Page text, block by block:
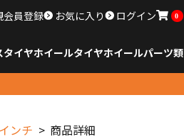
会員登録 お気に入り ログイン 0
タイヤホイールタイヤホイールパーツ類
ンチ 商品詳細